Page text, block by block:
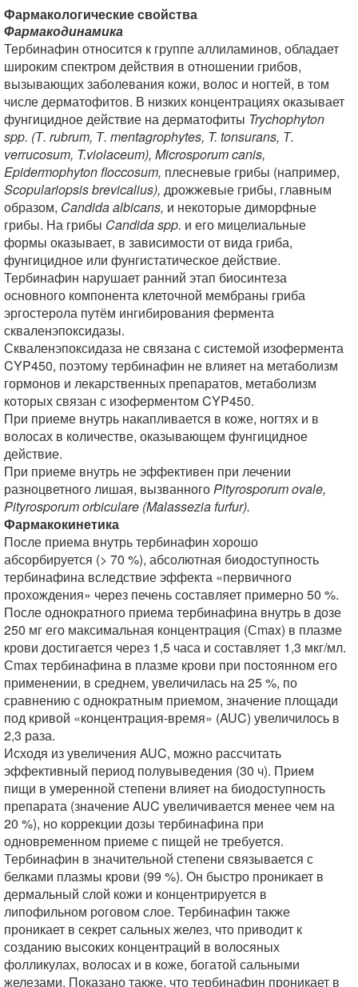
Фармакологические свойства
Фармакодинамика
Тербинафин относится к группе аллиламинов, обладает
широким спектром действия в отношении грибов,
вызывающих заболевания кожи, волос и ногтей, в том
числе дерматофитов. В низких концентрациях оказывает
фунгицидное действие на дерматофиты Trychophyton
spp. (Т. rubrum, Т. mentagrophytes, T. tonsurans, Т.
verrucosum, T.violaceum), Microsporum canis,
Epidermophyton floccosum, плесневые грибы (например,
Scopulariopsis brevicalius), дрожжевые грибы, главным
образом, Candida albicans, и некоторые диморфные
грибы. На грибы Candida spp. и его мицелиальные
формы оказывает, в зависимости от вида гриба,
фунгицидное или фунгистатическое действие.
Тербинафин нарушает ранний этап биосинтеза
основного компонента клеточной мембраны гриба
эргостерола путём ингибирования фермента
скваленэпоксидазы.
Скваленэпоксидаза не связана с системой изофермента
CYP450, поэтому тербинафин не влияет на метаболизм
гормонов и лекарственных препаратов, метаболизм
которых связан с изоферментом CYP450.
При приеме внутрь накапливается в коже, ногтях и в
волосах в количестве, оказывающем фунгицидное
действие.
При приеме внутрь не эффективен при лечении
разноцветного лишая, вызванногоPityrosporum ovale,
Pityrosporum orbiculare (Malassezia furfur).
Фармакокинетика
После приема внутрь тербинафин хорошо
абсорбируется (> 70 %), абсолютная биодоступность
тербинафина вследствие эффекта «первичного
прохождения» через печень составляет примерно 50 %.
После однократного приема тербинафина внутрь в дозе
250 мг его максимальная концентрация (Сmax) в плазме
крови достигается через 1,5 часа и составляет 1,3 мкг/мл.
Сmax тербинафина в плазме крови при постоянном его
применении, в среднем, увеличилась на 25 %, по
сравнению с однократным приемом, значение площади
под кривой «концентрация-время» (AUC) увеличилось в
2,3 раза.
Исходя из увеличения AUC, можно рассчитать
эффективный период полувыведения (30 ч). Прием
пищи в умеренной степени влияет на биодоступность
препарата (значение AUC увеличивается менее чем на
20 %), но коррекции дозы тербинафина при
одновременном приеме с пищей не требуется.
Тербинафин в значительной степени связывается с
белками плазмы крови (99 %). Он быстро проникает в
дермальный слой кожи и концентрируется в
липофильном роговом слое. Тербинафин также
проникает в секрет сальных желез, что приводит к
созданию высоких концентраций в волосяных
фолликулах, волосах и в коже, богатой сальными
железами. Показано также, что тербинафин проникает в